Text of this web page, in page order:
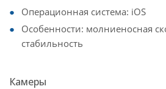
Операционная система: iOS
Особенности: молниеносная
стабильность
Камеры